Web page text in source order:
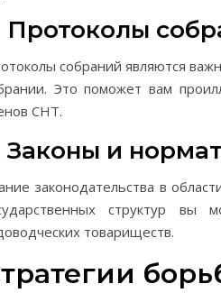
Протоколы
собраний являются
Это поможет вам
СНТ.
Законы и
законодательства в
структур вы
товариществ.